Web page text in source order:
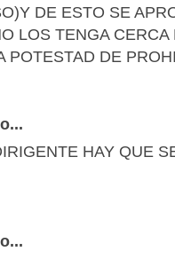
DE ESTO SE
LOS TENGA
POTESTAD DE
HAY QUE